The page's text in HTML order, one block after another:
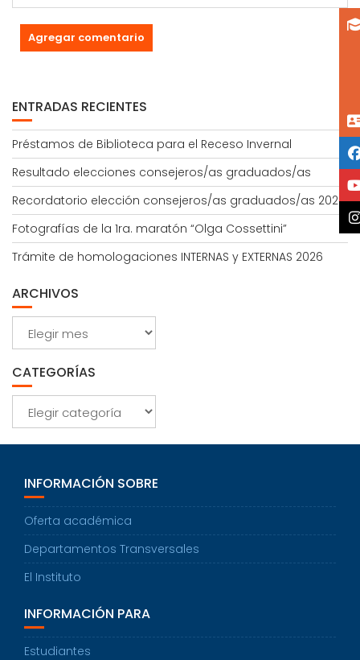
ENTRADAS RECIENTES
Préstamos de Biblioteca para el Receso Invernal
Resultado elecciones consejeros/as graduados/as
Recordatorio elección consejeros/as graduados/as 2026
Fotografías de la 1ra. maratón “Olga Cossettini”
Trámite de homologaciones INTERNAS y EXTERNAS 2026
ARCHIVOS
Archivos
CATEGORÍAS
Categorías
INFORMACIÓN SOBRE
Oferta académica
Departamentos Transversales
El Instituto
INFORMACIÓN PARA
Estudiantes